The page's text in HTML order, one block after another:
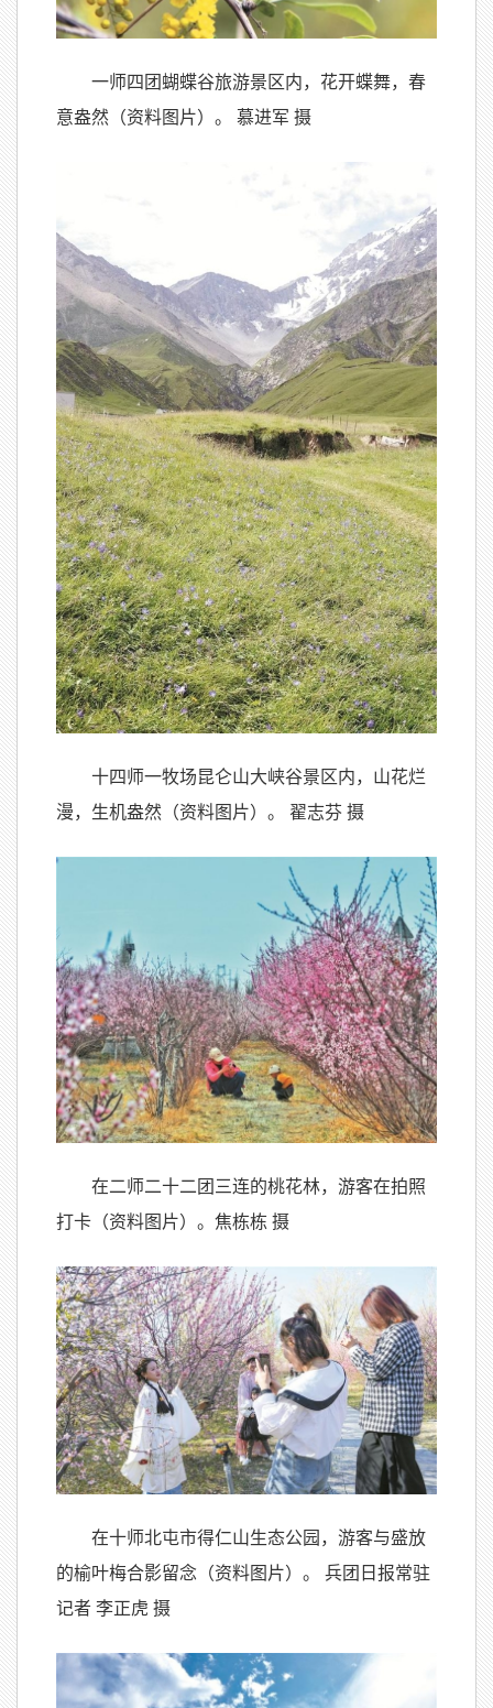
一师四团蝴蝶谷旅游景区内，花开蝶舞，春
意盎然（资料图片）。 慕进军 摄
十四师一牧场昆仑山大峡谷景区内，山花烂
漫，生机盎然（资料图片）。 翟志芬 摄
在二师二十二团三连的桃花林，游客在拍照
打卡（资料图片）。焦栋栋 摄
在十师北屯市得仁山生态公园，游客与盛放
的榆叶梅合影留念（资料图片）。 兵团日报常驻
记者 李正虎 摄